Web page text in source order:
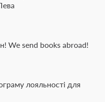
We send books abroad!
лояльності для